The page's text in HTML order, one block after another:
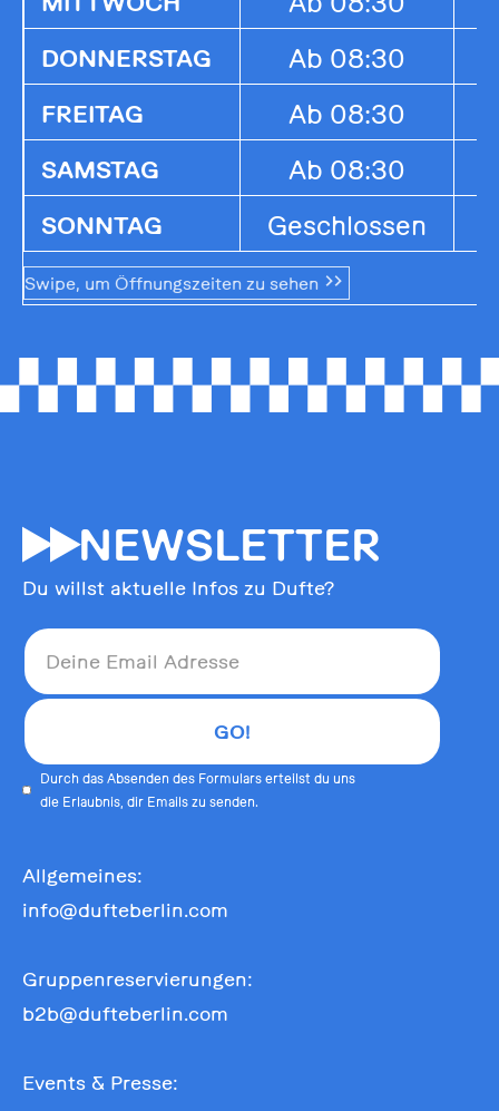
DONNERSTAG Ab 08:30
FREITAG Ab 08:30
SAMSTAG Ab 08:30
SONNTAG Geschlossen
Swipe, um Öffnungszeiten zu sehen
55NEWSLETTER
Du willst aktuelle Infos zu Dufte?
Durch das Absenden des Formulars erteilst du uns
die Erlaubnis, dir Emails zu senden.
Allgemeines:
info@dufteberlin.com
Gruppenreservierungen:
b2b@dufteberlin.com
Events & Presse: